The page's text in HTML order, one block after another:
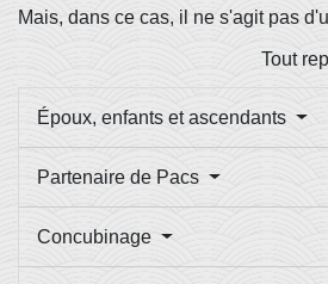
Mais, dans ce cas, il ne s'agit pas
Tout
Époux, enfants et ascendants
Partenaire de Pacs
Concubinage